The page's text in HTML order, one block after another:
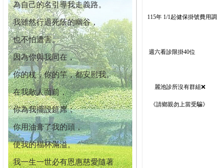
為自己的名引導我走義路。
我雖然行過死蔭的幽谷，
也不怕遭害。
因為你與我同在，
你的杖，你的竿，都安慰我。
在我敵人面前，
你為我擺設筵席；
你用油膏了我的頭，
使我的福杯滿溢。
我一生一世必有恩惠慈愛隨著
115年 1/1起健保掛號費用
週六看診限掛40位
麗池診所沒有群組❌
《請鄉親勿上當受騙》